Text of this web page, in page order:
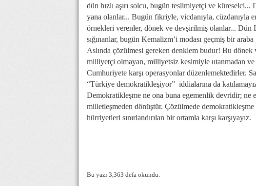
dün hızlı aşırı solcu, bugün teslimiyetçi ve küreselci...
yana olanlar... Bugün fikriyle, vicdanıyla, cüzdanıyla
örnekleri verenler, dönek ve devşirilmiş olanlar... Dün
sığınanlar, bugün Kemalizm’i modası geçmiş bir
Aslında çözülmesi gereken denklem budur! Bu dönek
milliyetçi olmayan, milliyetsiz kesimiyle utanmadan
Cumhuriyete karşı operasyonlar düzenlemektedirler.
“Türkiye demokratikleşiyor” iddialarına da
Demokratikleşme ne ona buna egemenlik devridir;
milletleşmeden dönüştür. Çözülmede
hürriyetleri sınırlandırılan bir ortamla karşı karşıyayız.
Bu yazı 3,363 defa okundu.